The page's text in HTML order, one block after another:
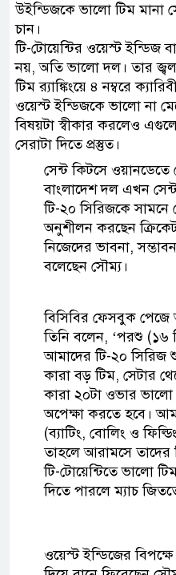
উইন্ডিজকে ভালো টিম মানা
চান।
টি-টোয়েন্টির ওয়েস্ট ইন্ডিজ
নয়, অতি ভালো দল। তার
টিম র‌্যাঙ্কিংয়ে ৪ নম্বরে
ওয়েস্ট ইন্ডিজকে ভালো না
বিষয়টা স্বীকার করলেও
সেরাটা দিতে প্রস্তুত।
সেন্ট কিটসে
বাংলাদেশ দল এখন
টি-২০ সিরিজকে
অনুশীলন করছেন
নিজেদের ভাবনা,
বলেছেন সৌম্য।
বিসিবির ফেসবুক
তিনি বলেন, ‘পরশু (১৬
আমাদের টি-২০ সিরিজ
কারা বড় টিম, সেটার
কারা ২০টা ওভার ভালো
অপেক্ষা করতে হবে।
(ব্যাটিং, বোলিং ও
তাহলে আরামসে তাদের
টি-টোয়েন্টিতে ভালো
দিতে পারলে ম্যাচ
ওয়েস্ট ইন্ডিজের